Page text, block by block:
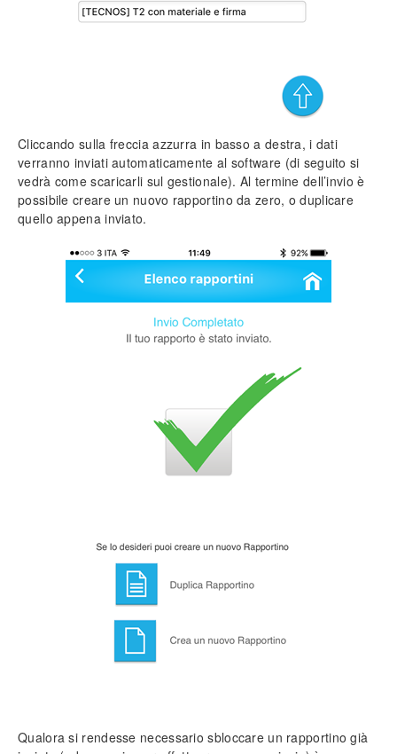
Cliccando sulla freccia azzurra in basso a destra, i dati
verranno inviati automaticamente al software (di seguito si
vedrà come scaricarli sul gestionale). Al termine dell’invio è
possibile creare un nuovo rapportino da zero, o duplicare
quello appena inviato.
Qualora si rendesse necessario sbloccare un rapportino già